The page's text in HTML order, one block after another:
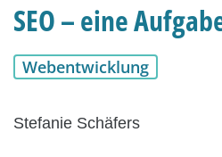
SEO – eine
Webentwicklung
Stefanie Schäfers